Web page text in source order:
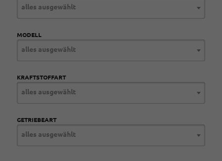
alles ausgewählt
MODELL
alles ausgewählt
KRAFTSTOFFART
alles ausgewählt
GETRIEBEART
alles ausgewählt